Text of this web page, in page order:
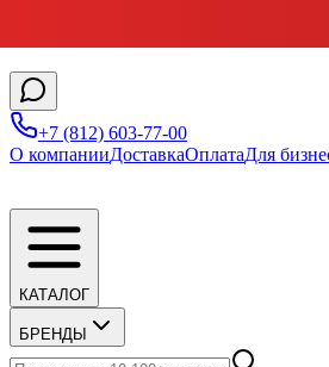
+7 (812) 603-77-00
О компанииДоставкаОплатаДля
КАТАЛОГ
БРЕНДЫ